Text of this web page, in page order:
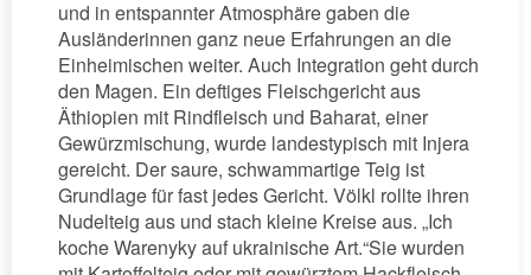
und in entspannter Atmosphäre gaben die
Ausländerinnen ganz neue Erfahrungen an die
Einheimischen weiter. Auch Integration geht durch
den Magen. Ein deftiges Fleischgericht aus
Äthiopien mit Rindfleisch und Baharat, einer
Gewürzmischung, wurde landestypisch mit Injera
gereicht. Der saure, schwammartige Teig ist
Grundlage für fast jedes Gericht. Völkl rollte ihren
Nudelteig aus und stach kleine Kreise aus. „Ich
koche Warenyky auf ukrainische Art.“Sie wurden